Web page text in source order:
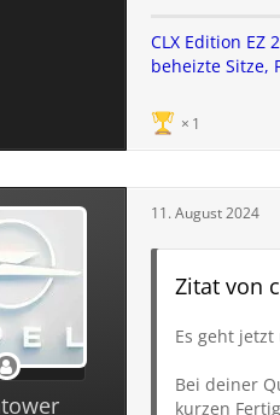
CLX Edition EZ
beheizte Sitze,
1
11. August 2024
Zitat von
Es geht jetzt
Bei deiner
kurzen